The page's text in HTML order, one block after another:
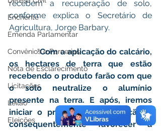
Enchente
Emenda Parlamentar
Convênios e Parcerias
Nota de Esclarecimento
Licitações
Leilão
Eleições
recebem a recuperação de solo,
conforme explica o Secretário de
Agricultura, Jorge Barbary.
            “
Com a aplicação do calcário,
os hectares de terra que estão
recebendo o produto farão com que
o solo neutralize o alumínio
presente na terra. E após, iremos
iniciar o processo de adubação e
consequentemente favorecer a